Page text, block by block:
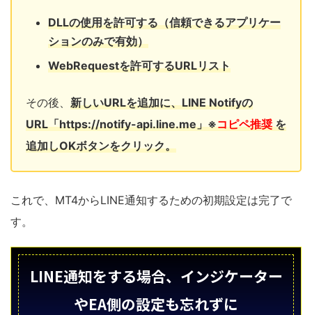
DLLの使用を許可する（信頼できるアプリケー
ションのみで有効）
WebRequestを許可するURLリスト
その後、 新しいURLを追加に、LINE Notifyの
URL「https://notify-api.line.me」※コピペ推奨を
追加しOKボタンをクリック。
これで、MT4からLINE通知するための初期設定は完了で
す。
LINE通知をする場合、インジケーター
やEA側の設定も忘れずに